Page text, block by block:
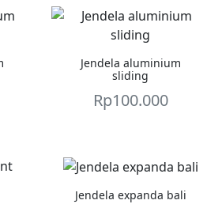
Jendela aluminium
sliding
Rp100.000
Jendela expanda bali